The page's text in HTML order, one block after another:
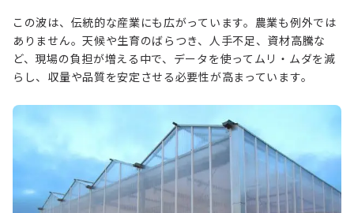
この波は、伝統的な産業にも広がっています。農業も例外では
ありません。天候や生育のばらつき、人手不足、資材高騰な
ど、現場の負担が増える中で、データを使ってムリ・ムダを減
らし、収量や品質を安定させる必要性が高まっています。